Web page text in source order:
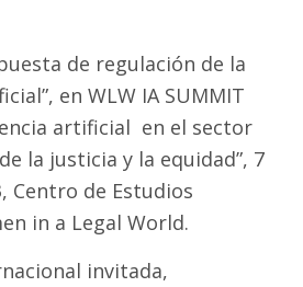
de regulación de la
en WLW IA SUMMIT
artificial en el sector
la justicia y la equidad”, 7
Centro de Estudios
in a Legal World.
invitada,